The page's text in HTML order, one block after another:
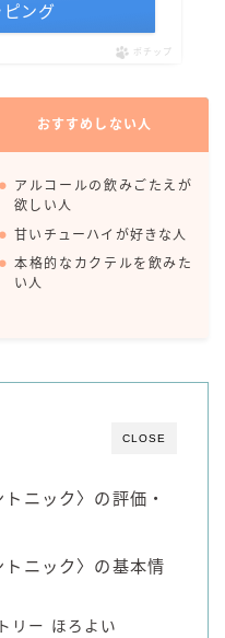
ー
ーサワ)
ピング
ポチップ
おすすめしない人
アルコールの飲みごたえが
欲しい人
甘いチューハイが好きな人
本格的なカクテルを飲みた
い人
CLOSE
ニック〉の評価・
ニック〉の基本情
リー ほろよい